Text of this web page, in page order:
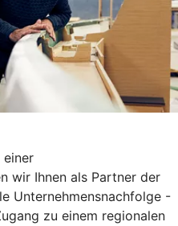
einer
wir Ihnen als Partner der
Unternehmensnachfolge -
zu einem regionalen